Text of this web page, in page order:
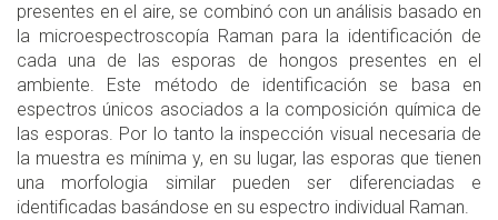
presentes en el aire, se combinó con un análisis basado en
la microespectroscopía Raman para la identificación de
cada una de las esporas de hongos presentes en el
ambiente. Este método de identificación se basa en
espectros únicos asociados a la composición química de
las esporas. Por lo tanto la inspección visual necesaria de
la muestra es mínima y, en su lugar, las esporas que tienen
una morfologia similar pueden ser diferenciadas e
identificadas basándose en su espectro individual Raman.